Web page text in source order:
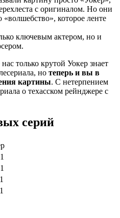
с оригиналом. Но они
которое ленте
ключевым актером, но и
только крутой Уокер знает
но теперь и вы в
картины. С нетерпением
о техасском рейнджере с
серий